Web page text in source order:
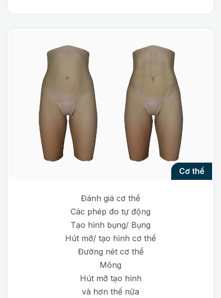
cơ thể
Đánh giá cơ thể
Các phép đo tự động
Tạo hình bụng/ Bụng
Hút mỡ/ tạo hình cơ thể
Đường nét cơ thể
Mông
Hút mỡ tạo hình
và hơn thế nữa